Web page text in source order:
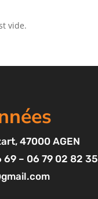
vide.
, 47000 AGEN
69 – 06 79 02 82 35